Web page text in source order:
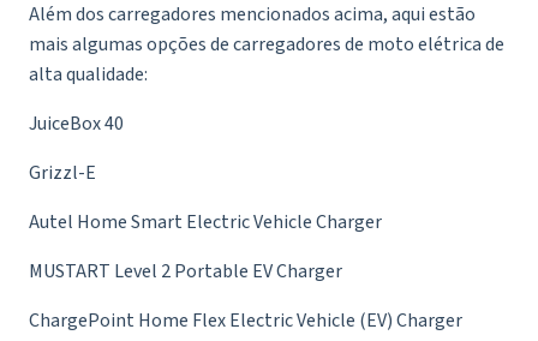
Além dos carregadores mencionados acima, aqui estão
mais algumas opções de carregadores de moto elétrica de
alta qualidade:
JuiceBox 40
Grizzl-E
Autel Home Smart Electric Vehicle Charger
MUSTART Level 2 Portable EV Charger
ChargePoint Home Flex Electric Vehicle (EV) Charger